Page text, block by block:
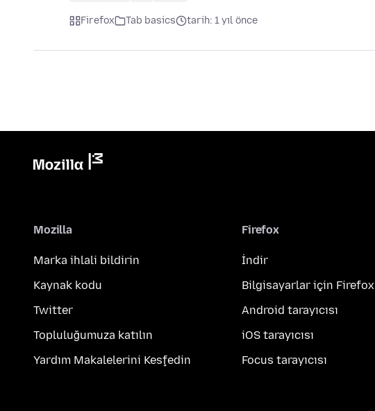
Firefox Tab basics tarih: 1 yıl önce
Mozilla
Marka ihlali bildirin
Kaynak kodu
Twitter
Topluluğumuza katılın
Yardım Makalelerini Keşfedin
Firefox
İndir
Bilgisayarlar için Firefox
Android tarayıcısı
iOS tarayıcısı
Focus tarayıcısı